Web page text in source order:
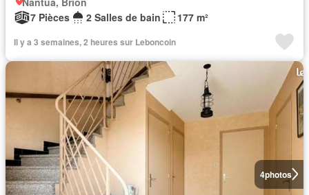
7 Pièces
2 Salles de bain 177 m²
Il y a 3 semaines, 2 heures sur Leboncoin
4photos